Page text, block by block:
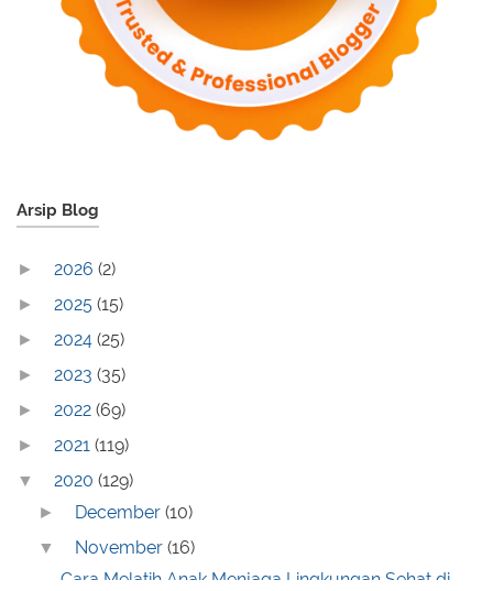
Arsip Blog
► 2026 (2)
► 2025 (15)
► 2024 (25)
► 2023 (35)
► 2022 (69)
► 2021 (119)
▼ 2020 (129)
► December(10)
▼ November(16)
Cara Melatih Anak Menjaga Lingkungan Sehat di